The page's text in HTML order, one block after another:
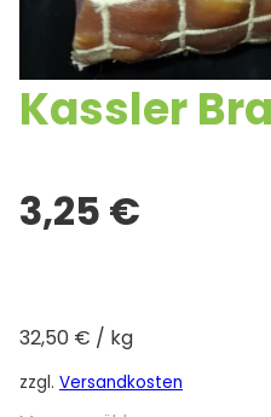
Kassler
3,25 €
32,50 € / kg
zzgl. Versandkosten